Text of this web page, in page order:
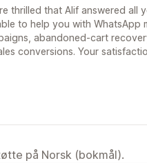
thrilled that Alif answered all
to help you with WhatsApp
abandoned-cart
conversions. Your
på Norsk (bokmål).